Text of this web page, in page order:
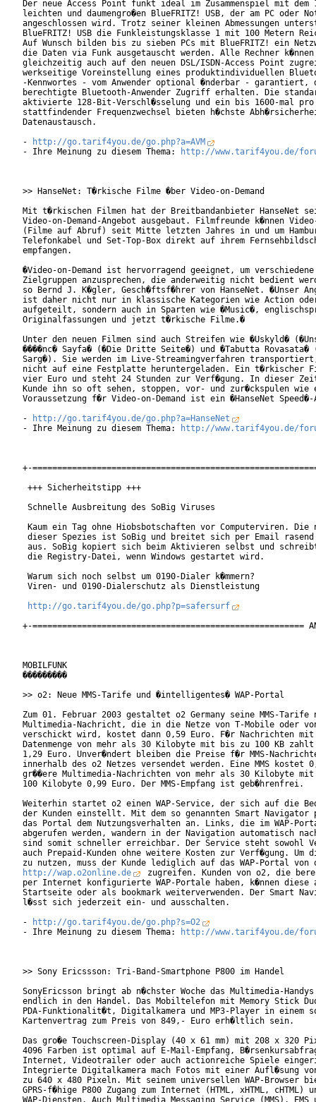
Der neue Access Point funkt ideal im Zusammenspiel mit dem
leichten und daumengro�en BlueFRITZ! USB, der am PC oder
angeschlossen wird. Trotz seiner kleinen Abmessungen
BlueFRITZ! USB die Funkleistungsklasse 1 mit 100 Metern
Auf Wunsch bilden bis zu sieben PCs mit BlueFRITZ! ein
die Daten via Funk ausgetauscht werden. Alle Rechner
gleichzeitig auch auf den neuen DSL/ISDN-Access Point
werkseitige Voreinstellung eines produktindividuellen
-Kennwortes - vom Anwender optional �nderbar - garantiert,
berechtigte Bluetooth-Anwender Zugriff erhalten. Die
aktivierte 128-Bit-Verschl�sselung und ein bis 1600-mal pro
stattfindender Frequenzwechsel bieten h�chste
Datenaustausch.
-
http://go.tarif4you.de/go.php?a=AVM
- Ihre Meinung zu diesem Thema:
http://www.tarif4you.de/
>> HanseNet: T�rkische Filme �ber Video-on-Demand
Mit t�rkischen Filmen hat der Breitbandanbieter HanseNet
Video-on-Demand-Angebot ausgebaut. Filmfreunde k�nnen Video-
(Filme auf Abruf) seit Mitte letzten Jahres in und um
Telefonkabel und Set-Top-Box direkt auf ihrem
empfangen.
�Video-on-Demand ist hervorragend geeignet, um verschiedene
Zielgruppen anzusprechen, die anderweitig nicht bedient
so Bernd J. K�gler, Gesch�ftsf�hrer von HanseNet. �Unser
ist daher nicht nur in klassische Kategorien wie Action oder
aufgeteilt, sondern auch in Sparten wie �Music�,
Originalfassungen und jetzt t�rkische Filme.�
Unter den neuen Filmen sind auch Streifen wie �Uskyld�
����nc� Sayfa� (�Die Dritte Seite�) und �Tabutta Rovasata�
Sarg�). Sie werden im Live-Streamingverfahren
nicht auf eine Festplatte heruntergeladen. Ein t�rkischer
vier Euro und steht 24 Stunden zur Verf�gung. In dieser
Kunde ihn so oft sehen, stoppen, vor- und zur�ckspulen wie
Voraussetzung f�r Video-on-Demand ist ein �HanseNet
-
http://go.tarif4you.de/go.php?a=HanseNet
- Ihre Meinung zu diesem Thema:
http://www.tarif4you.de/
+-
+++ Sicherheitstipp +++
Schnelle Ausbreitung des SoBig Viruses
Kaum ein Tag ohne Hiobsbotschaften vor Computerviren. Die
dieser Spezies ist SoBig und breitet sich per Email
aus. SoBig kopiert sich beim Aktivieren selbst und
die Registry-Datei, wenn Windows gestartet wird.
Warum sich noch selbst um 0190-Dialer k�mmern?
Viren- und 0190-Dialerschutz als Dienstleistung
http://go.tarif4you.de/go.php?p=safersurf
+-=======================================================
MOBILFUNK
���������
>> o2: Neue MMS-Tarife und �intelligentes� WAP-Portal
Zum 01. Februar 2003 gestaltet o2 Germany seine MMS-Tarife
Multimedia-Nachricht, die in die Netze von T-Mobile oder
verschickt wird, kostet dann 0,59 Euro. F�r Nachrichten
Datenmenge von mehr als 30 Kilobyte mit bis zu 100 KB zahlt
1,29 Euro. Unver�ndert bleiben die Preise f�r MMS-
innerhalb des o2 Netzes versendet werden. Eine MMS kostet
gr��ere Multimedia-Nachrichten von mehr als 30 Kilobyte
100 Kilobyte 0,99 Euro. Der MMS-Empfang ist geb�hrenfrei.
Weiterhin startet o2 einen WAP-Service, der sich auf die
der Kunden einstellt. Mit dem so genannten Smart Navigator
das Portal dem Nutzungsverhalten an. Links, die im WAP-
abgerufen werden, wandern in der Navigation automatisch
sind somit schneller erreichbar. Der Service steht sowohl
auch Prepaid-Kunden ohne weitere Kosten zur Verf�gung. Um
http://wap.o2online.de
zugreifen. Kunden von o2, die
per Internet konfigurierte WAP-Portale haben, k�nnen diese
Startseite oder als bookmark weiterverwenden. Der Smart
l�sst sich jederzeit ein- und ausschalten.
-
http://go.tarif4you.de/go.php?s=O2
- Ihre Meinung zu diesem Thema:
http://www.tarif4you.de/
>> Sony Ericssson: Tri-Band-Smartphone P800 im Handel
SonyEricsson bringt ab n�chster Woche das Multimedia-Handys
endlich in den Handel. Das Mobiltelefon mit Memory Stick
PDA-Funktionalit�t, Digitalkamera und MP3-Player in einem
Kartenvertrag zum Preis von 849,- Euro erh�ltlich sein.
Das gro�e Touchscreen-Display (40 x 61 mm) mit 208 x 320
4096 Farben ist optimal auf E-Mail-Empfang,
Internet, Videotrailer oder auch actionreiche Spiele
Integrierte Digitalkamera mach Fotos mit einer Aufl�sung
zu 640 x 480 Pixeln. Mit seinem universellen WAP-Browser
GPRS-f�hige P800 Zugang zum Internet (HTML, xHTML, cHTML)
WAP-Diensten. Auch Multimedia Messaging Service (MMS), EMS